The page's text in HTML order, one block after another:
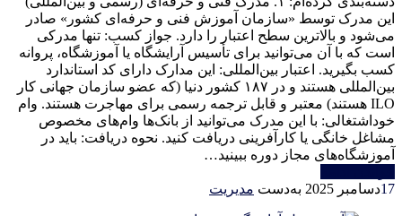
این مدرک توسط «سازمان آموزش فنی و حرفه‌ای کشور» صادر
می‌شود و بالاترین سطح اعتبار را دارد. جواز کسب: تنها مدرکی
است که با آن می‌توانید برای تأسیس آرایشگاه یا آموزشگاه، پروانه
کسب بگیرید. اعتبار بین‌المللی: این مدارک دارای کد استاندارد
بین‌المللی هستند و در ۱۸۷ کشور دنیا (که عضو سازمان جهانی کار
ILO هستند) معتبر و قابل ترجمه رسمی برای مهاجرت هستند. وام
خوداشتغالی: با این مدرک می‌توانید از بانک‌ها وام‌های مخصوص
مشاغل خانگی یا کارآفرینی دریافت کنید. نحوه دریافت: باید در
آموزشگاه‌های مجاز دوره ببینید…
17دسامبر 2025 به‌دست مدیریت